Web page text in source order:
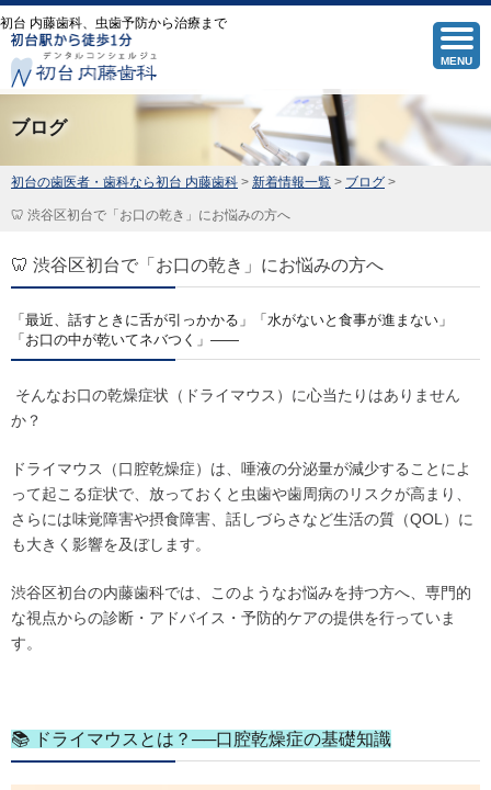
初台 内藤歯科、虫歯予防から治療まで
MENU
ブログ
初台の歯医者・歯科なら初台 内藤歯科 > 新着情報一覧 > ブログ >
🦷 渋谷区初台で「お口の乾き」にお悩みの方へ
🦷 渋谷区初台で「お口の乾き」にお悩みの方へ
「最近、話すときに舌が引っかかる」「水がないと食事が進まない」
「お口の中が乾いてネバつく」――
そんなお口の乾燥症状（ドライマウス）に心当たりはありません
か？
ドライマウス（口腔乾燥症）は、唾液の分泌量が減少することによ
って起こる症状で、放っておくと虫歯や歯周病のリスクが高まり、
さらには味覚障害や摂食障害、話しづらさなど生活の質（QOL）に
も大きく影響を及ぼします。
渋谷区初台の内藤歯科では、このようなお悩みを持つ方へ、専門的
な視点からの診断・アドバイス・予防的ケアの提供を行っていま
す。
📚 ドライマウスとは？──口腔乾燥症の基礎知識